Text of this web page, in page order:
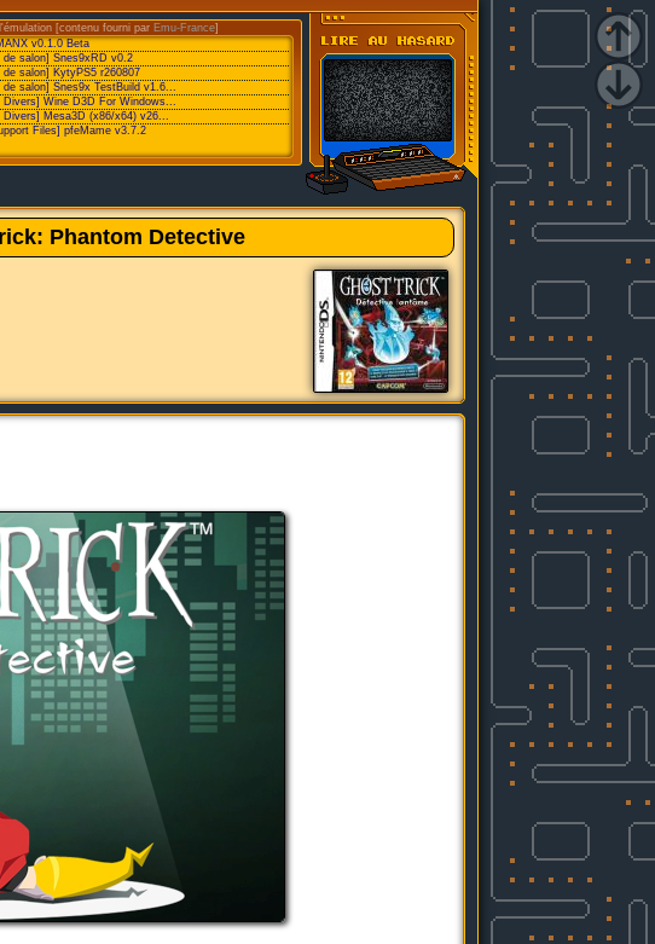
[contenu fourni par Emu-France]
v0.1.0 Beta
de salon] Snes9xRD v0.2
de salon] KytyPS5 r260807
de salon] Snes9x TestBuild v1.6...
Divers] Wine D3D For Windows...
Divers] Mesa3D (x86/x64) v26...
Files] pfeMame v3.7.2
Phantom Detective